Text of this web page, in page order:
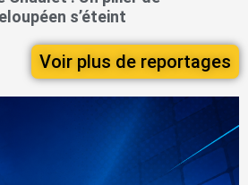
s’éteint
Voir plus de reportages